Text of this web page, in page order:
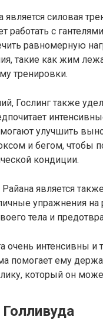
силовая
работать с
равномерную
такие как жим
тренировки.
Гослинг также
улучшить
и бегом,
кондиции.
является
упражнения на
тела и
очень интенсивны и
помогает ему
который он